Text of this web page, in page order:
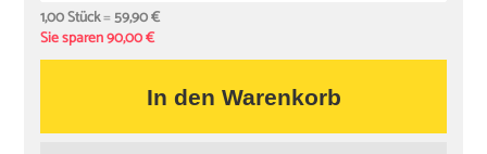
1,00 Stück=59,90 €
Sie sparen 90,00 €
In den Warenkorb